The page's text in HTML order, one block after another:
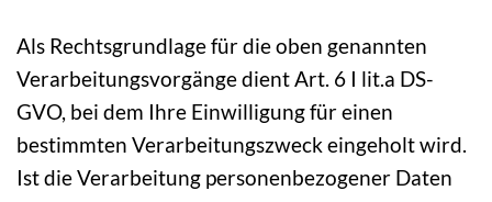
Als Rechtsgrundlage für die oben genannten
Verarbeitungsvorgänge dient Art. 6 I lit.a DS-
GVO, bei dem Ihre Einwilligung für einen
bestimmten Verarbeitungszweck eingeholt wird.
Ist die Verarbeitung personenbezogener Daten